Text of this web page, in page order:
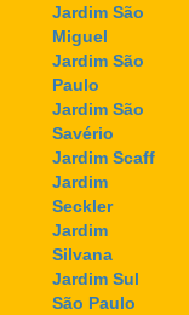
Jardim São
Miguel
Jardim São
Paulo
Jardim São
Savério
Jardim Scaff
Jardim
Seckler
Jardim
Silvana
Jardim Sul
São Paulo